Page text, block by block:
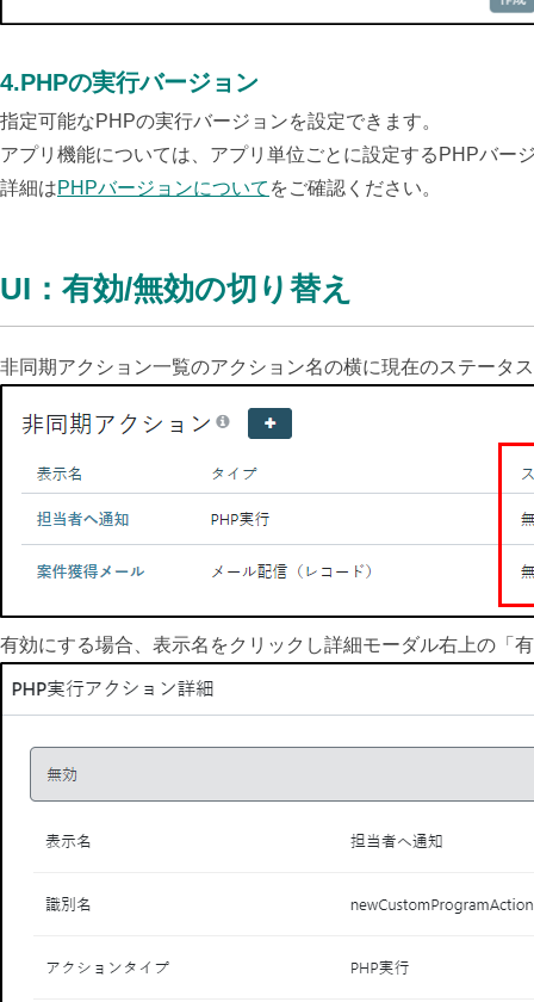
4.PHPの実行バージョン
指定可能なPHPの実行バージョンを設定できます。
アプリ機能については、アプリ単位ごとに設定するPHPバ
詳細はPHPバージョンについて をご確認ください。
UI：有効/無効の切り替え
非同期アクション一覧のアクション名の横に現在のステータ
有効にする場合、表示名をクリックし詳細モーダル右上の「